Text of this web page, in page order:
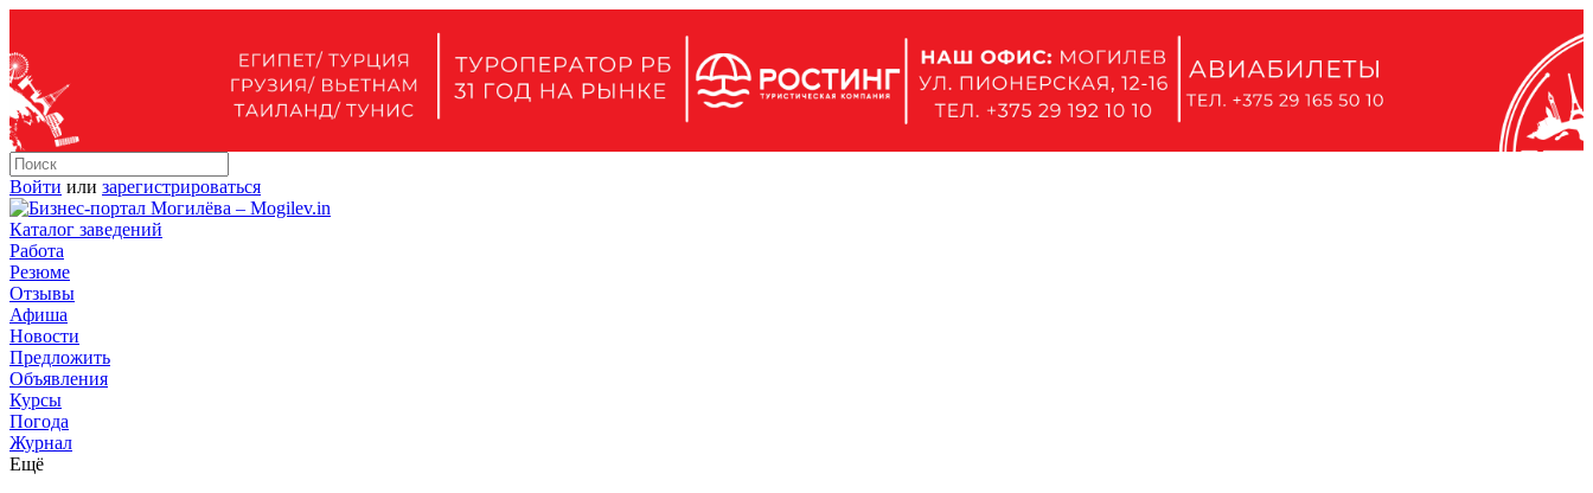
Войти или зарегистрироваться
Каталог заведений
Работа
Резюме
Отзывы
Афиша
Новости
Предложить
Объявления
Курсы
Погода
Журнал
Ещё